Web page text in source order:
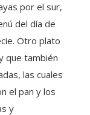
por el sur,
del día de
Otro plato
que también
las cuales
el pan y los
y